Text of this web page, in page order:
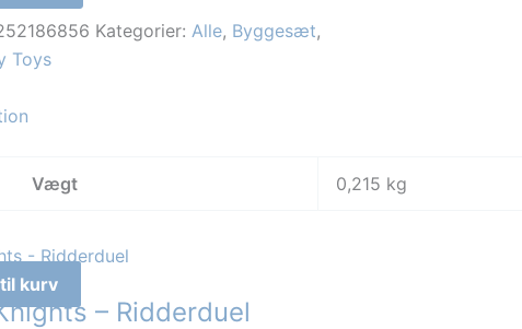
Kategorier: Alle, Byggesæt,
Toys
Vægt 0,215 kg
kurv
– Ridderduel